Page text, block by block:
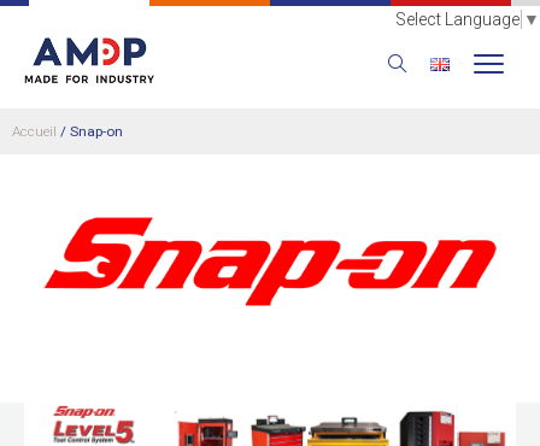
Select Language ▼
Accueil / Snap-on